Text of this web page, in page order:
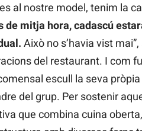
al nostre model, tenim la
de mitja hora, cadascú
Això no s’havia vist
del restaurant. I com
escull la seva
del grup. Per sostenir
que combina cuina